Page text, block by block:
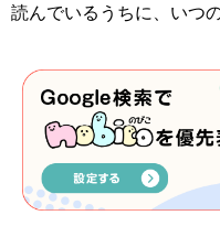
読んでいるうちに、いつ